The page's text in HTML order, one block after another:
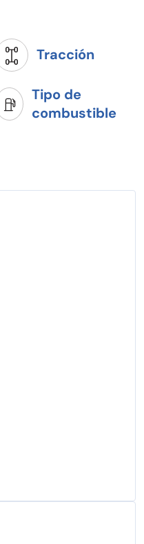
tomamos las medidas
del Mes y uno de
te Asesoraran para que
Tracción
Tipo de
combustible